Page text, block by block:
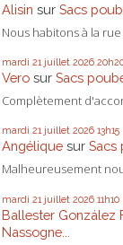
Alisin sur Sacs
Nous habitons à la
mardi 21 juillet 2026
Vero sur Sacs
Complètement
mardi 21 juillet 2026 13h15
Angélique sur Sacs
Malheureusement
mardi 21 juillet 2026 11h10
Ballester González
Nassogne...